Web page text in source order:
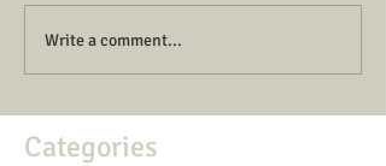
Write a comment...
Categories